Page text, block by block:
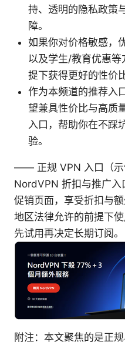
持、透明的隐私政策
障。
如果你对价格敏感，
以及学生/教育优惠
提下获得更好的性价比
作为本频道的推荐入
望兼具性价比与高质
入口，帮助你在不踩
验。
—— 正规 VPN 入口（示
NordVPN 折扣与推广入
促销页面，享受折扣与
地区法律允许的前提下
先试用再决定长期订阅。
附注：本文聚焦的是正